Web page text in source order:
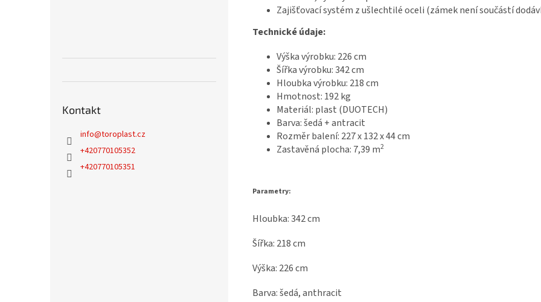
Kontakt
info@toroplast.cz
+420770105352
+420770105351
Zajišťovací systém z ušlechtilé oceli (zámek není součástí
Technické údaje:
Výška výrobku: 226 cm
Šířka výrobku: 342 cm
Hloubka výrobku: 218 cm
Hmotnost: 192 kg
Materiál: plast (DUOTECH)
Barva: šedá + antracit
Rozměr balení: 227 x 132 x 44 cm
Zastavěná plocha: 7,39 m2
Parametry:
Hloubka: 342 cm
Šířka: 218 cm
Výška: 226 cm
Barva: šedá, anthracit